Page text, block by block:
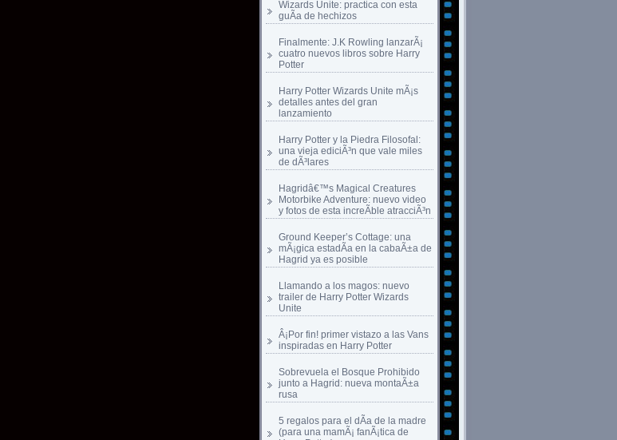
Wizards Unite: practica con esta
guÃ­a de hechizos
Finalmente: J.K Rowling lanzarÃ¡
cuatro nuevos libros sobre Harry
Potter
Harry Potter Wizards Unite mÃ¡s
detalles antes del gran
lanzamiento
Harry Potter y la Piedra Filosofal:
una vieja ediciÃ³n que vale miles
de dÃ³lares
Hagridâ€™s Magical Creatures
Motorbike Adventure: nuevo video
y fotos de esta increÃ­ble atracciÃ³n
Ground Keeper’s Cottage: una
mÃ¡gica estadÃ­a en la cabaÃ±a de
Hagrid ya es posible
Llamando a los magos: nuevo
trailer de Harry Potter Wizards
Unite
Â¡Por fin! primer vistazo a las Vans
inspiradas en Harry Potter
Sobrevuela el Bosque Prohibido
junto a Hagrid: nueva montaÃ±a
rusa
5 regalos para el dÃ­a de la madre
(para una mamÃ¡ fanÃ¡tica de